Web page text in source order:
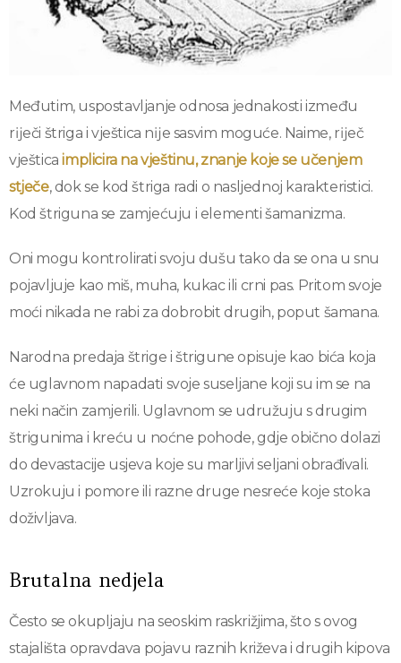
Međutim, uspostavljanje odnosa jednakosti između
rĳeči štriga i vještica nĳe sasvim moguće. Naime, rĳeč
vješticaimplicira na vještinu, znanje koje se učenjem
stječe, dok se kod štriga radi o nasljednoj karakteristici.
Kod štriguna se zamjećuju i elementi šamanizma.
Oni mogu kontrolirati svoju dušu tako da se ona u snu
pojavljuje kao miš, muha, kukac ili crni pas. Pritom svoje
moći nikada ne rabi za dobrobit drugih, poput šamana.
Narodna predaja štrige i štrigune opisuje kao bića koja
će uglavnom napadati svoje suseljane koji su im se na
neki način zamjerili. Uglavnom se udružuju s drugim
štrigunima i kreću u noćne pohode, gdje obično dolazi
do devastacije usjeva koje su marljivi seljani obrađivali.
Uzrokuju i pomore ili razne druge nesreće koje stoka
doživljava.
Brutalna nedjela
Često se okupljaju na seoskim raskrižjima, što s ovog
stajališta opravdava pojavu raznih križeva i drugih kipova